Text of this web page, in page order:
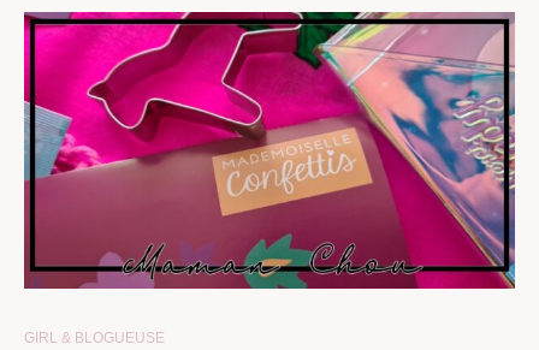
GIRL & BLOGUEUSE